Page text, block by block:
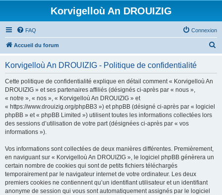
Korvigelloù An DROUIZIG
FAQ Connexion
Accueil du forum
Korvigelloù An DROUIZIG - Politique de confidentialité
Cette politique de confidentialité explique en détail comment « Korvigelloù An
DROUIZIG » et ses partenaires affiliés (désignés ci-après par « nous »,
« notre », « nos », « Korvigelloù An DROUIZIG » et
« https://www.drouizig.org/phpBB3 ») et phpBB (désigné ci-après par « logiciel
phpBB » et « phpBB Limited ») utilisent toutes les informations collectées lors
des sessions d’utilisation de votre part (désignées ci-après par « vos
informations »).
Vos informations sont collectées de deux manières différentes. Premièrement,
en naviguant sur « Korvigelloù An DROUIZIG », le logiciel phpBB génèrera un
certain nombre de cookies qui sont de petits fichiers téléchargés
temporairement par le navigateur internet de votre ordinateur. Les deux
premiers cookies ne contiennent qu’un identifiant utilisateur et un identifiant
anonyme de session qui vous sont automatiquement assignés par le logiciel